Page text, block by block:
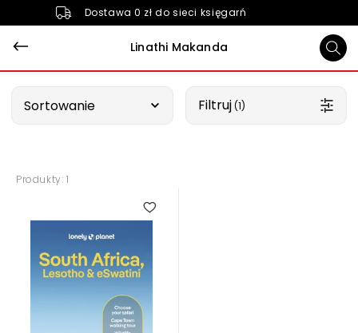
Dostawa 0 zł do sieci księgarń
Linathi Makanda
Sortowanie Filtruj (1)
Produkty: 1